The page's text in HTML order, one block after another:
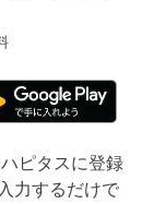
ピタスに登録
力するだけで